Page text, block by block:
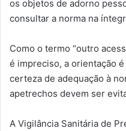
os objetos de adorno
consultar a norma na
Como o termo “outro
é impreciso, a orientação
certeza de adequação à
apetrechos devem ser
A Vigilância Sanitária de